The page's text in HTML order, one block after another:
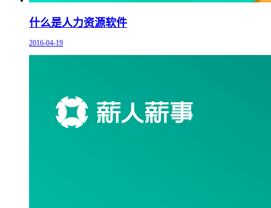
什么是人力资源软件
2016-04-19